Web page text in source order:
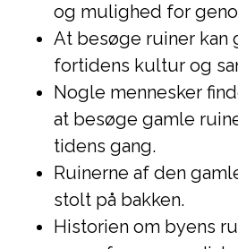
og mulighed for
At besøge ruiner kan
fortidens kultur og
Nogle mennesker
at besøge gamle
tidens gang.
Ruinerne af den
stolt på bakken.
Historien om byens